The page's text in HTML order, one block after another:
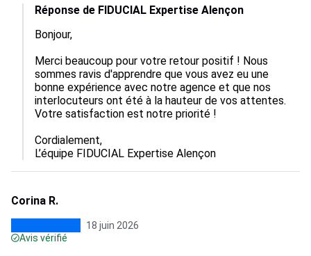
Réponse de FIDUCIAL Expertise Alençon
Bonjour,
Merci beaucoup pour votre retour positif ! Nous
sommes ravis d'apprendre que vous avez eu une
bonne expérience avec notre agence et que nos
interlocuteurs ont été à la hauteur de vos attentes.
Votre satisfaction est notre priorité !
Cordialement,
L’équipe FIDUCIAL Expertise Alençon
Corina R.
18 juin 2026
Avis vérifié